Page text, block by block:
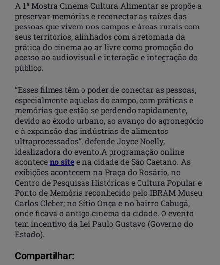
A 1ª Mostra Cinema Cultura Alimentar se propõe a
preservar memórias e reconectar as raízes das
pessoas que vivem nos campos e áreas rurais com
seus territórios, alinhados com a retomada da
prática do cinema ao ar livre como promoção do
acesso ao audiovisual e interação e integração do
público.
“Esses filmes têm o poder de conectar as pessoas,
especialmente aquelas do campo, com práticas e
memórias que estão se perdendo rapidamente,
devido ao êxodo urbano, ao avanço do agronegócio
e à expansão das indústrias de alimentos
ultraprocessados”, defende Joyce Noelly,
idealizadora do evento.A programação online
aconteceno sitee na cidade de São Caetano. As
exibições acontecem na Praça do Rosário, no
Centro de Pesquisas Históricas e Cultura Popular e
Ponto de Memória reconhecido pelo IBRAM Museu
Carlos Cleber; no Sítio Onça e no bairro Cabugá,
onde ficava o antigo cinema da cidade. O evento
tem incentivo da Lei Paulo Gustavo (Governo do
Estado).
Compartilhar: